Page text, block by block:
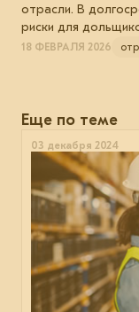
отрасли. В
риски для
18 ФЕВРАЛЯ 2026
Еще по теме
03 декабря 2024